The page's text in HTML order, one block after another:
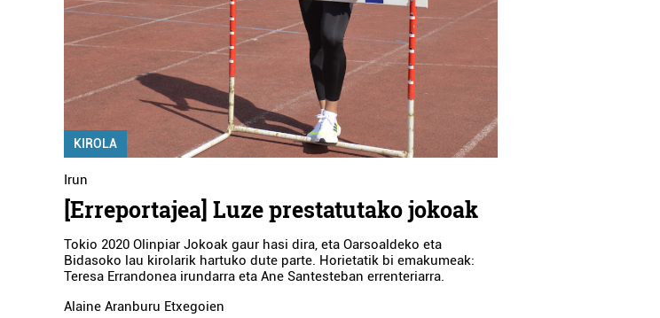
KIROLA
Irun
[Erreportajea] Luze prestatutako jokoak
Tokio 2020 Olinpiar Jokoak gaur hasi dira, eta Oarsoaldeko eta
Bidasoko lau kirolarik hartuko dute parte. Horietatik bi emakumeak:
Teresa Errandonea irundarra eta Ane Santesteban errenteriarra.
Alaine Aranburu Etxegoien